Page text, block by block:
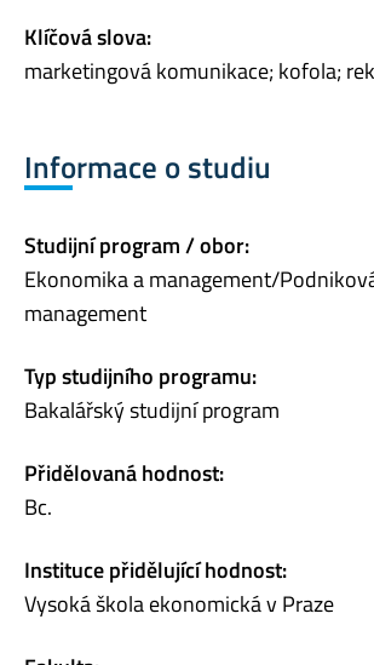
Klíčová slova:
marketingová komunikace; kofola;
Informace o studiu
Studijní program / obor:
Ekonomika a management/
management
Typ studijního programu:
Bakalářský studijní program
Přidělovaná hodnost:
Bc.
Instituce přidělující hodnost:
Vysoká škola ekonomická v Praze